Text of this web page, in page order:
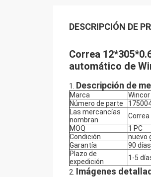
DESCRIPCIÓN DE
Correa
automático de
1. Descripción de
Marca
Wincor
Número de parte
Las mercancías
nombran
MOQ
1 PC
Condición
nuevo
Garantía
90 días
Plazo de
expedición
1-5
2. Imágenes